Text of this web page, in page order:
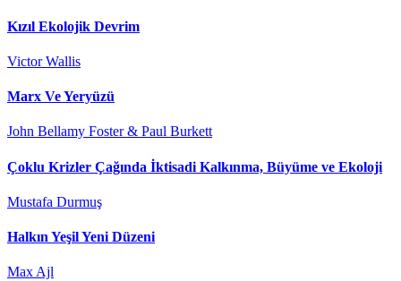
Kızıl Ekolojik Devrim
Victor Wallis
Marx Ve Yeryüzü
John Bellamy Foster & Paul Burkett
Çoklu Krizler Çağında İktisadi Kalkınma, Büyüme ve Ekoloji
Mustafa Durmuş
Halkın Yeşil Yeni Düzeni
Max Ajl